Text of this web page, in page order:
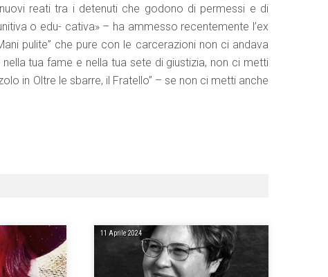
reati tra i detenuti che godono di permessi e di
o edu- cativa» – ha ammesso recentemente l’ex
pulite” che pure con le carcerazioni non ci andava
tua fame e nella tua sete di giustizia, non ci metti
in Oltre le sbarre, il Fratello” – se non ci metti anche
11 Aprile 2024